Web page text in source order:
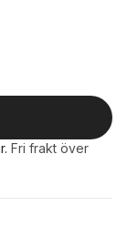
. Fri frakt över